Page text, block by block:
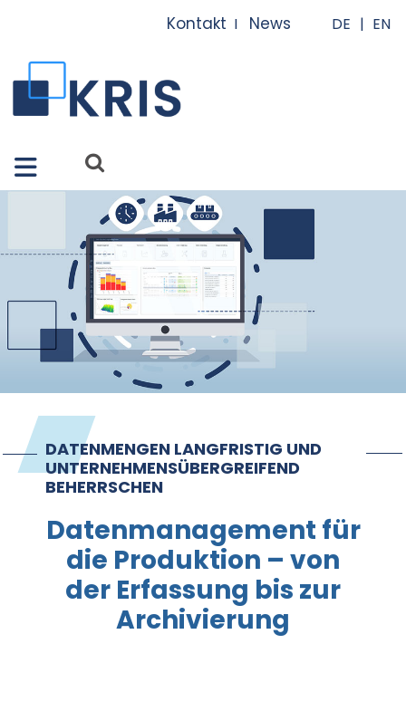
Close X
Merkmale
Lösungen
Apps
Referenzen
Über uns
FAQ
Kontakt
Impressum
Kontakt I News
DATENMENGEN LANGFRISTIG UND
UNTERNEHMENSÜBERGREIFEND
BEHERRSCHEN
Datenmanagement für
die Produktion – von
der Erfassung bis zur
Archivierung